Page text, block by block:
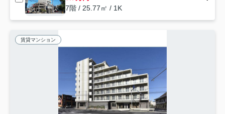
7階 / 25.77㎡ / 1K
賃貸マンション